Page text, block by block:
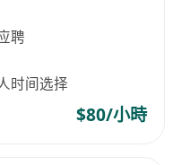
）、產業界
政府（網信辦智庫）
略投資。
聘
时间选择
$80/小時